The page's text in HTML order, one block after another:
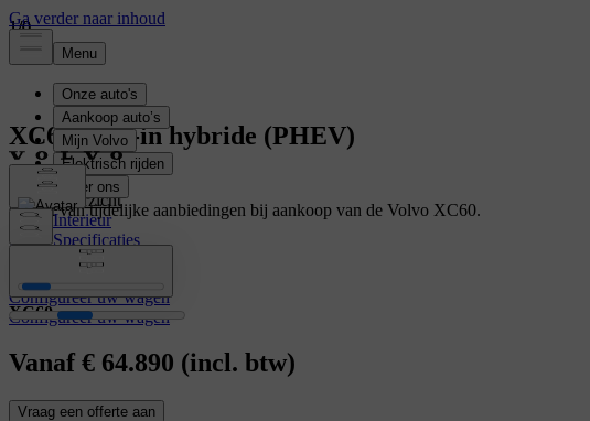
XC60 Plug-in hybride (PHEV)
Overzicht
Interieur
Specificaties
Kenmerken
Configureer uw wagen
Configureer uw wagen
Geniet van tijdelijke aanbiedingen bij aankoop van de Volvo XC60.
Meer weten
XC60
Vanaf € 64.890 (incl. btw)
Vraag een offerte aan
1/0
1/0
1/0